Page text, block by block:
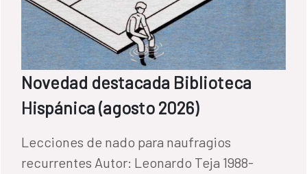
Novedad destacada Biblioteca
Hispánica (agosto 2026)
Lecciones de nado para naufragios
recurrentes Autor: Leonardo Teja 1988-